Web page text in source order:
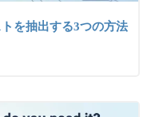
を抽出する3つの方法